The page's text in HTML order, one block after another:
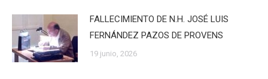
FALLECIMIENTO DE N.H. JOSÉ LUIS
FERNÁNDEZ PAZOS DE PROVENS
19 junio, 2026